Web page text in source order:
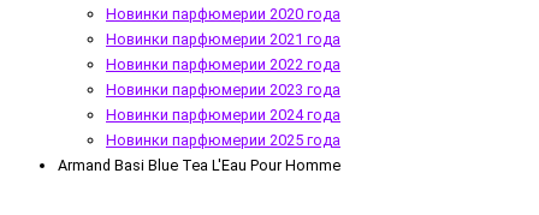
Новинки парфюмерии 2020 года
Новинки парфюмерии 2021 года
Новинки парфюмерии 2022 года
Новинки парфюмерии 2023 года
Новинки парфюмерии 2024 года
Новинки парфюмерии 2025 года
Armand Basi Blue Tea L'Eau Pour Homme